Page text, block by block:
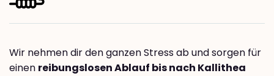
Wir nehmen dir den ganzen Stress ab und sorgen für
einen reibungslosen Ablauf bis nach Kallithea